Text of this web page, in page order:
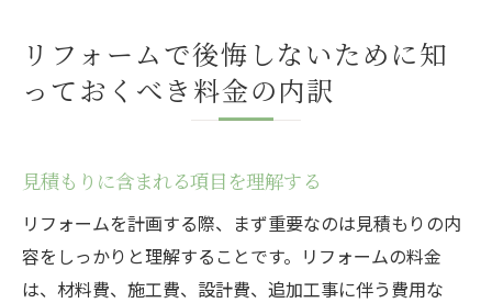
リフォームで後悔しないために知
っておくべき料金の内訳
見積もりに含まれる項目を理解する
リフォームを計画する際、まず重要なのは見積もりの内
容をしっかりと理解することです。リフォームの料金
は、材料費、施工費、設計費、追加工事に伴う費用な